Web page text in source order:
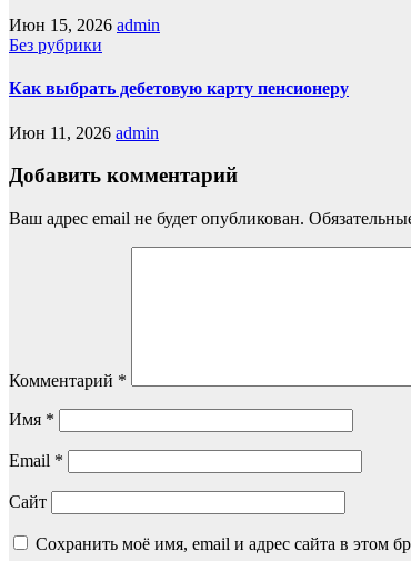
Июн 15, 2026 admin
Без рубрики
Как выбрать дебетовую карту пенсионеру
Июн 11, 2026 admin
Добавить комментарий
Ваш адрес email не будет опубликован.
Комментарий *
Имя *
Email *
Сайт
Сохранить моё имя, email и адрес сайта в этом